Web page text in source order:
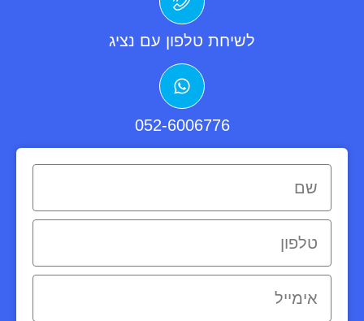
לשיחת טלפון עם נציג
052-6006776